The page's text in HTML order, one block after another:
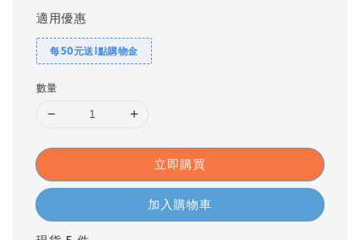
適用優惠
每50元送1點購物金
數量
立即購買
加入購物車